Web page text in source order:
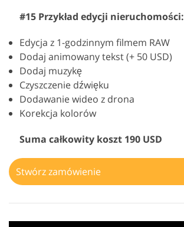
#15 Przykład edycji nieruchomości:
Edycja z 1-godzinnym filmem RAW
Dodaj animowany tekst (+ 50 USD)
Dodaj muzykę
Czyszczenie dźwięku
Dodawanie wideo z drona
Korekcja kolorów
Suma całkowity koszt 190 USD
Stwórz zamówienie